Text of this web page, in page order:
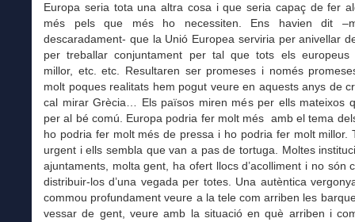
Europa seria tota una altra cosa i que seria capaç de fer
més pels que més ho necessiten. Ens havien dit
descaradament- que la Unió Europea serviria per anivellar
per treballar conjuntament per tal que tots els europeus
millor, etc. etc. Resultaren ser promeses i només
molt poques realitats hem pogut veure en aquests anys de
cal mirar Grècia… Els països miren més per ells mateixos
per al bé comú. Europa podria fer molt més amb el tema
ho podria fer molt més de pressa i ho podria fer molt millor.
urgent i ells sembla que van a pas de tortuga. Moltes
ajuntaments, molta gent, ha ofert llocs d’acolliment i no són
distribuir-los d’una vegada per totes. Una autèntica
commou profundament veure a la tele com arriben les
vessar de gent, veure amb la situació en què arriben i